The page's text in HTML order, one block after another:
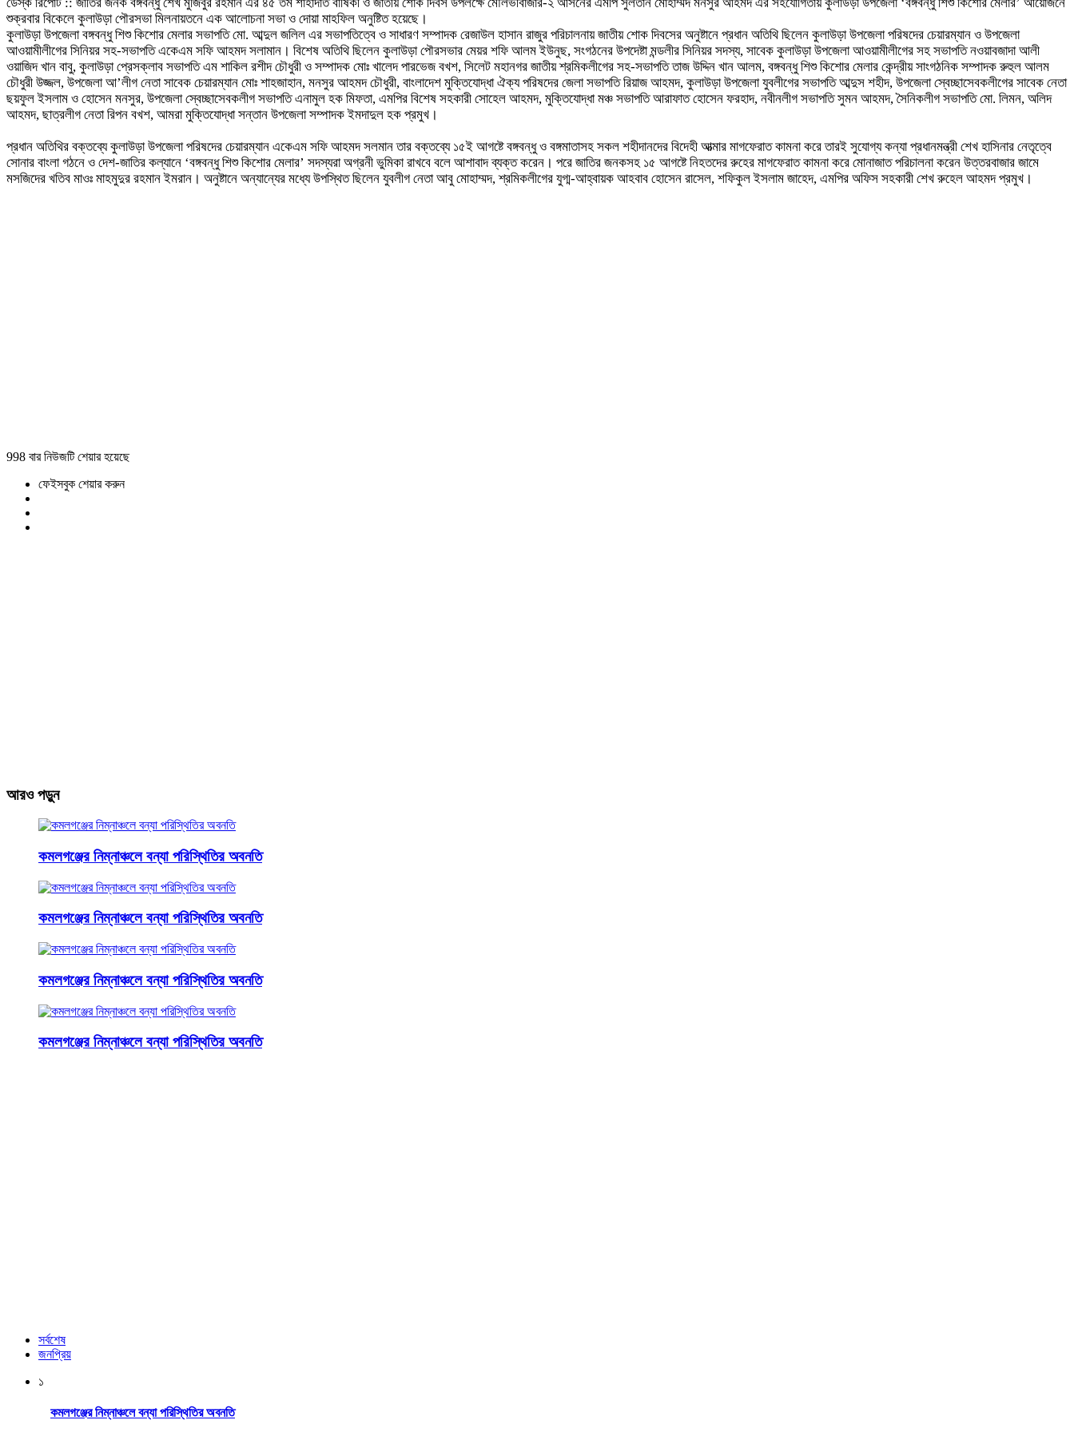
শুক্রবার বিকেলে কুলাউড়া পৌরসভা মিলনায়তনে এক আলোচনা সভা ও দোয়া মাহফিল অনুষ্টিত হয়েছে।
কুলাউড়া উপজেলা বঙ্গবন্ধু শিশু কিশোর মেলার সভাপতি মো. আব্দুল জলিল এর সভাপতিত্বে ও সাধারণ সম্পাদক রেজাউল হাসান রাজুর পরিচালনায় জাতীয় শোক দিবসের অনুষ্টানে প্রধান অতিথি ছিলেন কুলাউড়া উপজেলা পরিষদের চেয়ারম্যান ও উপজেলা
আওয়ামীলীগের সিনিয়র সহ-সভাপতি একেএম সফি আহমদ সলামান। বিশেষ অতিথি ছিলেন কুলাউড়া পৌরসভার মেয়র শফি আলম ইউনুছ, সংগঠনের উপদেষ্টা মন্ডলীর সিনিয়র সদস্য, সাবেক কুলাউড়া উপজেলা আওয়ামীলীগের সহ সভাপতি নওয়াবজাদা আলী
ওয়াজিদ খান বাবু, কুলাউড়া প্রেসক্লাব সভাপতি এম শাকিল রশীদ চৌধুরী ও সম্পাদক মোঃ খালেদ পারভেজ বখশ, সিলেট মহানগর জাতীয় শ্রমিকলীগের সহ-সভাপতি তাজ উদ্দিন খান আলম, বঙ্গবন্ধু শিশু কিশোর মেলার কেন্দ্রীয় সাংগঠনিক সম্পাদক রুহুল আলম
চৌধুরী উজ্জল, উপজেলা আ’লীগ নেতা সাবেক চেয়ারম্যান মোঃ শাহজাহান, মনসুর আহমদ চৌধুরী, বাংলাদেশ মুক্তিযোদ্ধা ঐক্য পরিষদের জেলা সভাপতি রিয়াজ আহমদ, কুলাউড়া উপজেলা যুবলীগের সভাপতি আব্দুস শহীদ, উপজেলা স্বেচ্ছাসেবকলীগের সাবেক নেতা
ছয়ফুল ইসলাম ও হোসেন মনসুর, উপজেলা স্বেচ্ছাসেবকলীগ সভাপতি এনামুল হক মিফতা, এমপির বিশেষ সহকারী সোহেল আহমদ, মুক্তিযোদ্ধা মঞ্চ সভাপতি আরাফাত হোসেন ফরহাদ, নবীনলীগ সভাপতি সুমন আহমদ, সৈনিকলীগ সভাপতি মো. লিমন, অলিদ
আহমদ, ছাত্রলীগ নেতা রিপন বখশ, আমরা মুক্তিযোদ্ধা সন্তান উপজেলা সম্পাদক ইমদাদুল হক প্রমুখ।
প্রধান অতিথির বক্তব্যে কুলাউড়া উপজেলা পরিষদের চেয়ারম্যান একেএম সফি আহমদ সলমান তার বক্তব্যে ১৫ই আগষ্টে বঙ্গবন্ধু ও বঙ্গমাতাসহ সকল শহীদানদের বিদেহী আত্মার মাগফেরাত কামনা করে তারই সুযোগ্য কন্যা প্রধানমন্ত্রী শেখ হাসিনার নেতৃত্বে
সোনার বাংলা গঠনে ও দেশ-জাতির কল্যানে ‘বঙ্গবন্ধু শিশু কিশোর মেলার’ সদস্যরা অগ্রনী ভুমিকা রাখবে বলে আশাবাদ ব্যক্ত করেন। পরে জাতির জনকসহ ১৫ আগষ্টে নিহতদের রুহের মাগফেরাত কামনা করে মোনাজাত পরিচালনা করেন উত্তরবাজার জামে
মসজিদের খতিব মাওঃ মাহমুদুর রহমান ইমরান। অনুষ্টানে অন্যান্যের মধ্যে উপস্থিত ছিলেন যুবলীগ নেতা আবু মোহাম্মদ, শ্রমিকলীগের যুগ্ম-আহ্বায়ক আহবাব হোসেন রাসেল, শফিকুল ইসলাম জাহেদ, এমপির অফিস সহকারী শেখ রুহেল আহমদ প্রমুখ।
998 বার নিউজটি শেয়ার হয়েছে
ফেইসবুক শেয়ার করুন
আরও পড়ুন
কমলগঞ্জের নিম্নাঞ্চলে বন্যা পরিস্থিতির অবনতি
কমলগঞ্জের নিম্নাঞ্চলে বন্যা পরিস্থিতির অবনতি
কমলগঞ্জের নিম্নাঞ্চলে বন্যা পরিস্থিতির অবনতি
কমলগঞ্জের নিম্নাঞ্চলে বন্যা পরিস্থিতির অবনতি
সর্বশেষ
জনপ্রিয়
১
কমলগঞ্জের নিম্নাঞ্চলে বন্যা পরিস্থিতির অবনতি